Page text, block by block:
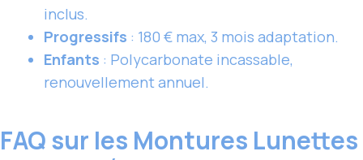
inclus.
Progressifs : 180 € max, 3 mois adaptation.
Enfants : Polycarbonate incassable,
renouvellement annuel.
FAQ sur les Montures Lunettes